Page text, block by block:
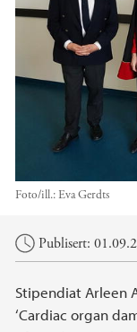
Foto/ill.:Eva Gerdts
Hovedinnhold
Publisert:
Stipendiat Arleen
‘Cardiac organ